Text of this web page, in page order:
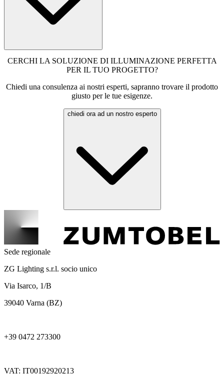
CERCHI LA SOLUZIONE DI ILLUMINAZIONE PERFETTA
PER IL TUO PROGETTO?
Chiedi una consulenza ai nostri esperti, sapranno trovare il prodotto
giusto per le tue esigenze.
chiedi ora ad un nostro esperto
Sede regionale
ZG Lighting s.r.l. socio unico
Via Isarco, 1/B
39040 Varna (BZ)
+39 0472 273300
VAT: IT00192920213